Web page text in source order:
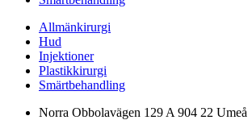
Allmänkirurgi
Hud
Injektioner
Plastikkirurgi
Smärtbehandling
Norra Obbolavägen 129 A 904 22 Umeå